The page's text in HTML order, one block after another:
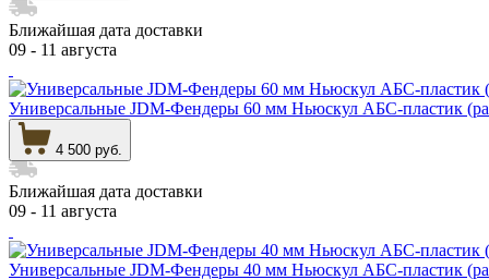
Ближайшая дата доставки
09 - 11 августа
Универсальные JDM-Фендеры 60 мм Ньюскул АБС-пластик
4 500 руб.
Ближайшая дата доставки
09 - 11 августа
Универсальные JDM-Фендеры 40 мм Ньюскул АБС-пластик